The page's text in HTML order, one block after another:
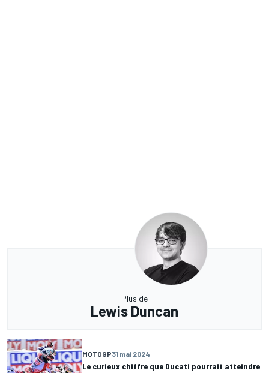
Plus de
Lewis Duncan
MOTOGP31 mai 2024
Le curieux chiffre que Ducati pourrait atteindre